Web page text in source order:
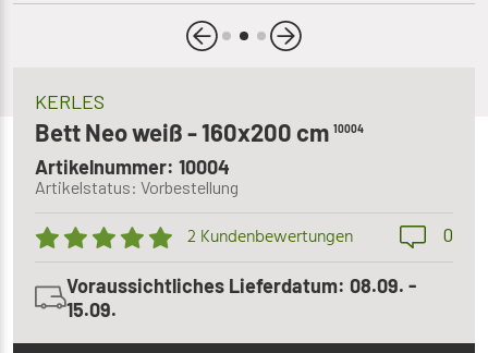
KERLES
Bett Neo weiß - 160x200 cm 10004
Artikelnummer: 10004
Artikelstatus: Vorbestellung
2 Kundenbewertungen 0
Voraussichtliches Lieferdatum: 08.09. -
15.09.